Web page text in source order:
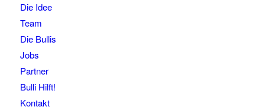
Die Idee
Team
Die Bullis
Jobs
Partner
Bulli Hilft!
Kontakt